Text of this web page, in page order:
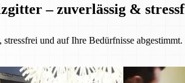
– zuverlässig &
und auf Ihre Bedürfnisse